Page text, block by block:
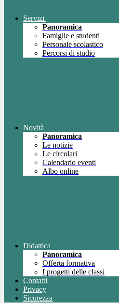
Servizi
Panoramica
Famiglie e studenti
Personale scolastico
Percorsi di studio
Novità
Panoramica
Le notizie
Le circolari
Calendario eventi
Albo online
Didattica
Panoramica
Offerta formativa
I progetti delle classi
Contatti
Privacy
Sicurezza